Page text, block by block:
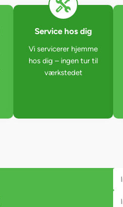
Service hos dig
Vi servicerer hjemme
hos dig – ingen tur til
værkstedet